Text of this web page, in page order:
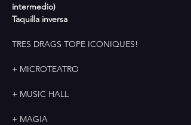
intermedio)
Taquilla inversa
TRES DRAGS TOPE ICONIQUES!
+ MICROTEATRO
+ MUSIC HALL
+ MAGIA